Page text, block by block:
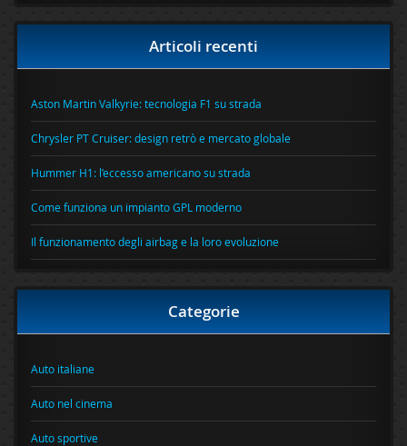
Articoli recenti
Aston Martin Valkyrie: tecnologia F1 su strada
Chrysler PT Cruiser: design retrò e mercato globale
Hummer H1: l’eccesso americano su strada
Come funziona un impianto GPL moderno
Il funzionamento degli airbag e la loro evoluzione
Categorie
Auto italiane
Auto nel cinema
Auto sportive